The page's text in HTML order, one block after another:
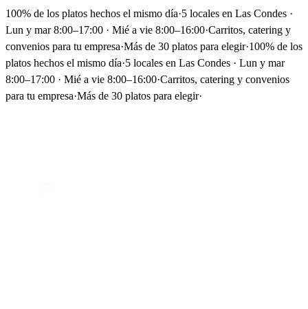
100% de los platos hechos el mismo día·5 locales en Las Condes ·
Lun y mar 8:00–17:00 · Mié a vie 8:00–16:00·Carritos, catering y
convenios para tu empresa·Más de 30 platos para elegir·100% de los
platos hechos el mismo día·5 locales en Las Condes · Lun y mar
8:00–17:00 · Mié a vie 8:00–16:00·Carritos, catering y convenios
para tu empresa·Más de 30 platos para elegir·